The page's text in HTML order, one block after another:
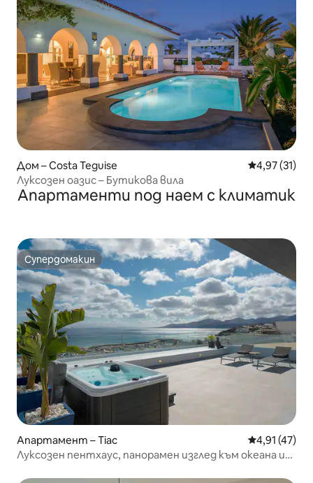
Дом – Costa Teguise Средна
4,97 (31)
Луксозен оазис – Бутикова вила
Апартаменти под наем с климатик
Супердомакин
Супердомакин
Апартамент – Тіас Средна
4,91 (47)
Луксозен пентхаус, панорамен изглед към океана и